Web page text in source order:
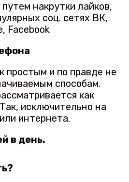
накрутки лайков,
соц. сетях ВК,
Facebook
простым и по правде не
способам.
как
исключительно на
интернета.
в день.